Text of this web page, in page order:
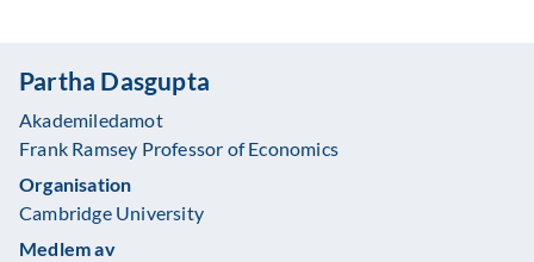
Partha Dasgupta
Akademiledamot
Frank Ramsey Professor of Economics
Organisation
Cambridge University
Medlem av